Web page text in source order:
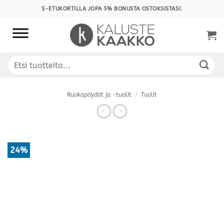
content
S-ETUKORTILLA JOPA 5% BONUSTA OSTOKSISTASI.
Etsi:
Ruokapöydät ja -tuolit / Tuolit
24%